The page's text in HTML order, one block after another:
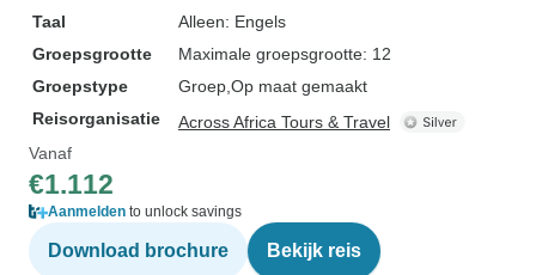
Taal
Alleen: Engels
Groepsgrootte
Maximale groepsgrootte: 12
Groepstype
Groep Op maat gemaakt
Reisorganisatie
Across Africa Tours & Travel
Vanaf
€1.112
Aanmelden to unlock savings
Download brochure Bekijk reis